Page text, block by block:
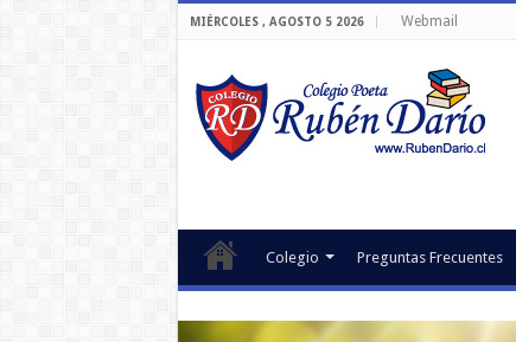
MIÉRCOLES , AGOSTO 5 2026 Webmail
Colegio Preguntas Frecuentes